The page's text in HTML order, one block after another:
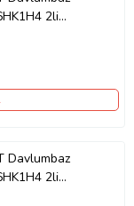
2li
Kömür
Davlumbaz
2li
Kömür